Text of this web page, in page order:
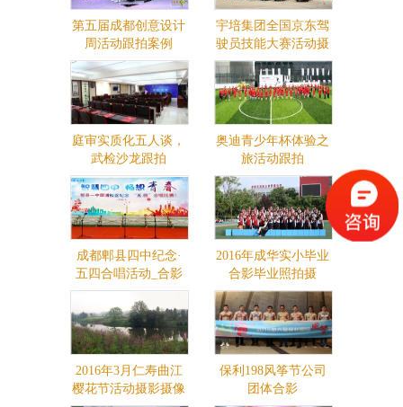
第五届成都创意设计
周活动跟拍案例
宇培集团全国京东驾
驶员技能大赛活动摄
影摄像
庭审实质化五人谈，
武检沙龙跟拍
奥迪青少年杯体验之
旅活动跟拍
成都郫县四中纪念·
五四合唱活动_合影
站架出租
2016年成华实小毕业
合影毕业照拍摄
2016年3月仁寿曲江
樱花节活动摄影摄像
保利198风筝节公司
团体合影